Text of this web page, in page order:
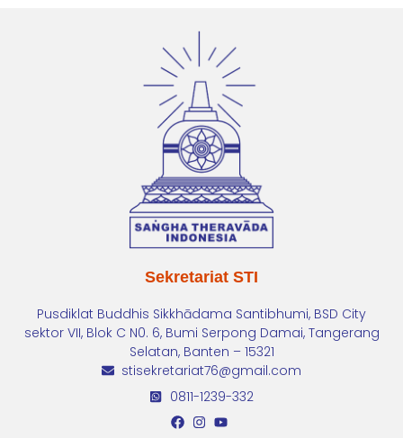
Sekretariat STI
Pusdiklat Buddhis Sikkhādama Santibhumi, BSD City
sektor VII, Blok C N0. 6, Bumi Serpong Damai, Tangerang
Selatan, Banten – 15321
stisekretariat76@gmail.com
0811-1239-332